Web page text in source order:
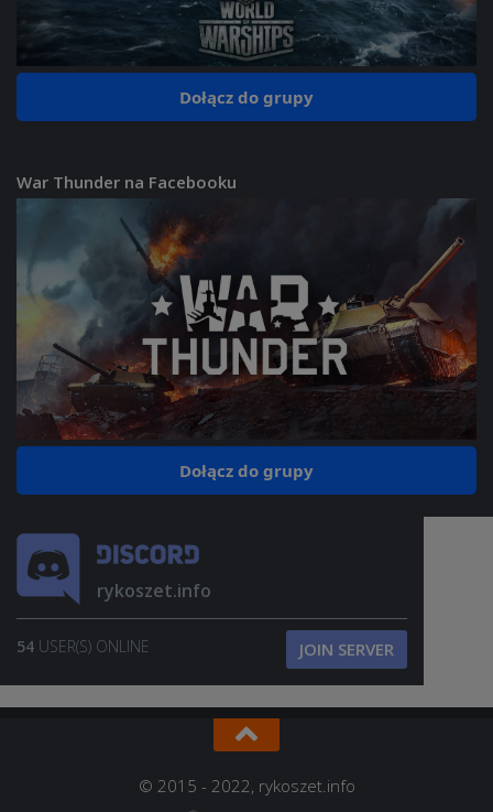
Dołącz do grupy
War Thunder na Facebooku
Dołącz do grupy
rykoszet.info
54 USER(S) ONLINE JOIN SERVER
© 2015 - 2022, rykoszet.info